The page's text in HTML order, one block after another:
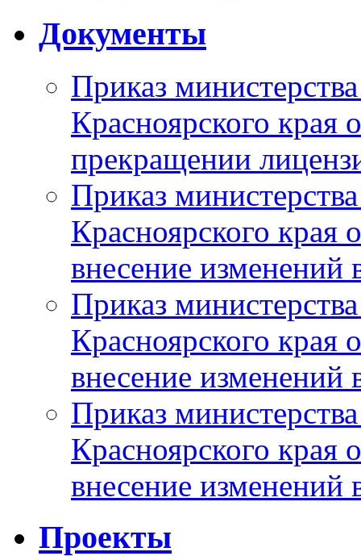
Документы
Приказ
Красноярского
прекращении
Приказ
Красноярского
внесение изменений
Приказ
Красноярского
внесение изменений
Приказ
Красноярского
внесение изменений
Проекты